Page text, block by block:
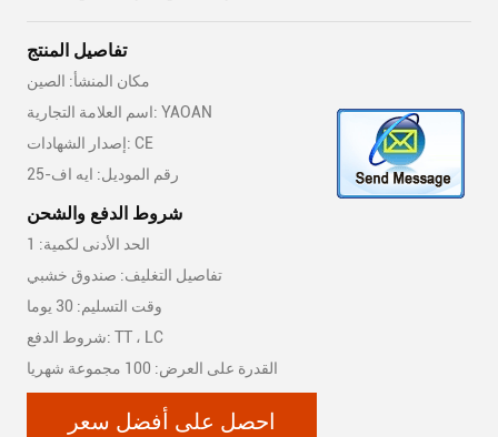
تفاصيل المنتج
مكان المنشأ: الصين
اسم العلامة التجارية: YAOAN
إصدار الشهادات: CE
رقم الموديل: ايه اف-25
شروط الدفع والشحن
الحد الأدنى لكمية: 1
تفاصيل التغليف: صندوق خشبي
وقت التسليم: 30 يوما
شروط الدفع: TT ، LC
القدرة على العرض: 100 مجموعة شهريا
احصل على أفضل سعر